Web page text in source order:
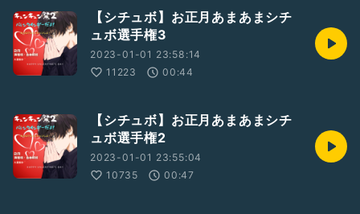
【シチュボ】お正月あまあまシチ
ュボ選手権3
2023-01-01 23:58:14
11223
00:44
【シチュボ】お正月あまあまシチ
ュボ選手権2
2023-01-01 23:55:04
10735
00:47